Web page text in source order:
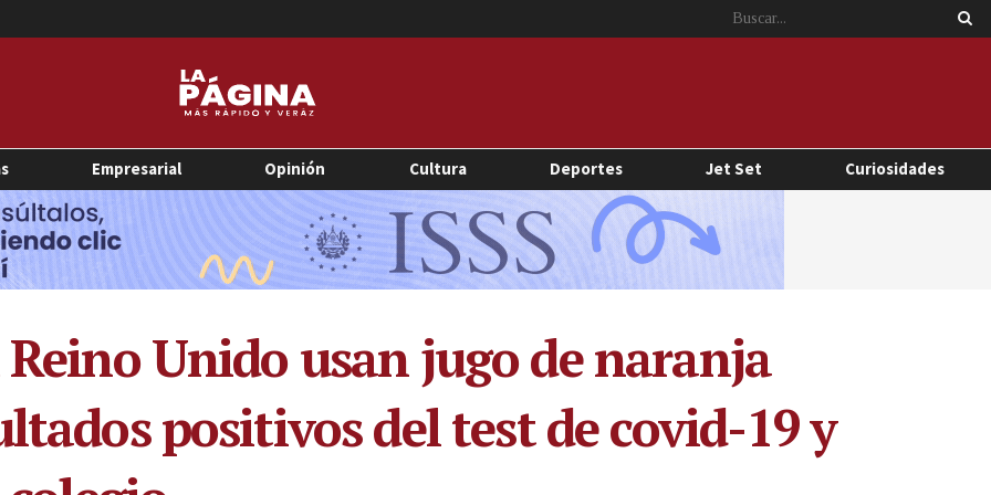
Empresarial Opinión Cultura Deportes Jet Set Curiosidades
Unido usan jugo de naranja
positivos del test de covid-19 y